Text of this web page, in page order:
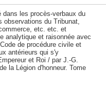
dans les procès-verbaux du
du Tribunat,
etc. etc. et
analytique et raisonnée avec
de procédure civile et
antérieurs qui s'y
et Roi / par J.-G.
la Légion d'honneur. Tome